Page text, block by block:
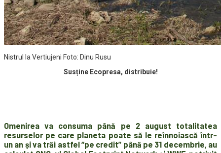
Nistrul la Vertiujeni Foto: Dinu Rusu
Susține Ecopresa, distribuie!
Omenirea va consuma până pe 2 august totalitatea
resurselor pe care planeta poate să le reînnoiască într-
un an și va trăi astfel “pe credit” până pe 31 decembrie, au